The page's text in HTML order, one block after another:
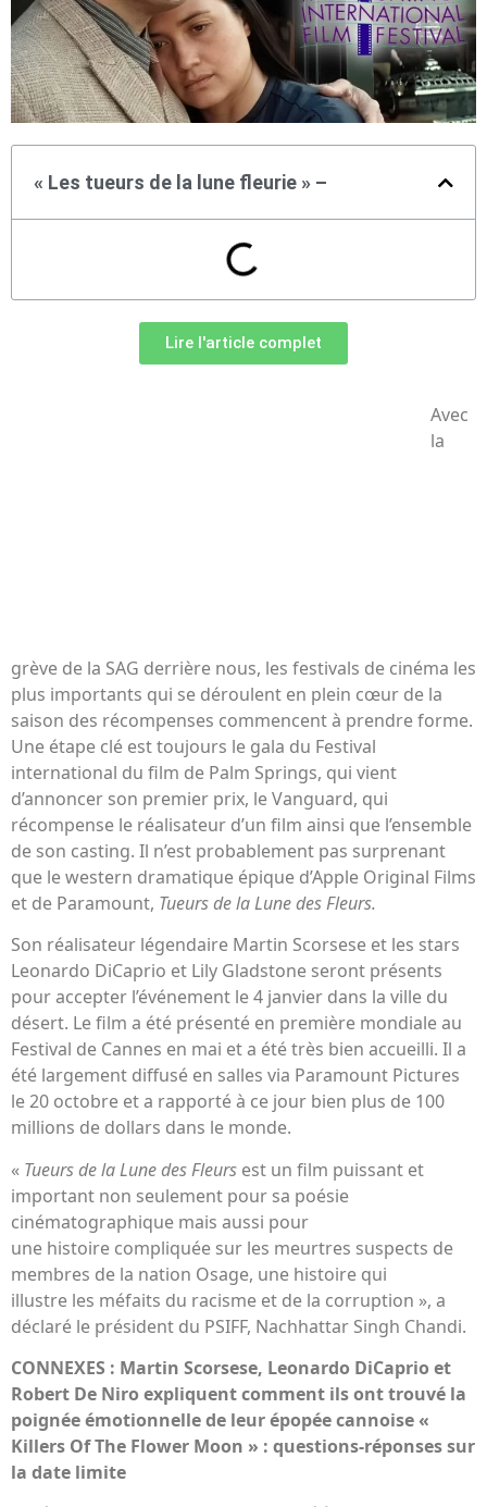
« Les tueurs de la lune fleurie » –
Lire l'article complet
Avec
la
grève de la SAG derrière nous, les festivals de cinéma les
plus importants qui se déroulent en plein cœur de la
saison des récompenses commencent à prendre forme.
Une étape clé est toujours le gala du Festival
international du film de Palm Springs, qui vient
d’annoncer son premier prix, le Vanguard, qui
récompense le réalisateur d’un film ainsi que l’ensemble
de son casting. Il n’est probablement pas surprenant
que le western dramatique épique d’Apple Original Films
et de Paramount, Tueurs de la Lune des Fleurs.
Son réalisateur légendaire Martin Scorsese et les stars
Leonardo DiCaprio et Lily Gladstone seront présents
pour accepter l’événement le 4 janvier dans la ville du
désert. Le film a été présenté en première mondiale au
Festival de Cannes en mai et a été très bien accueilli. Il a
été largement diffusé en salles via Paramount Pictures
le 20 octobre et a rapporté à ce jour bien plus de 100
millions de dollars dans le monde.
« Tueurs de la Lune des Fleurs est un film puissant et
important non seulement pour sa poésie
cinématographique mais aussi pour
une histoire compliquée sur les meurtres suspects de
membres de la nation Osage, une histoire qui
illustre les méfaits du racisme et de la corruption », a
déclaré le président du PSIFF, Nachhattar Singh Chandi.
CONNEXES : Martin Scorsese, Leonardo DiCaprio et
Robert De Niro expliquent comment ils ont trouvé la
poignée émotionnelle de leur épopée cannoise «
Killers Of The Flower Moon » : questions-réponses sur
la date limite